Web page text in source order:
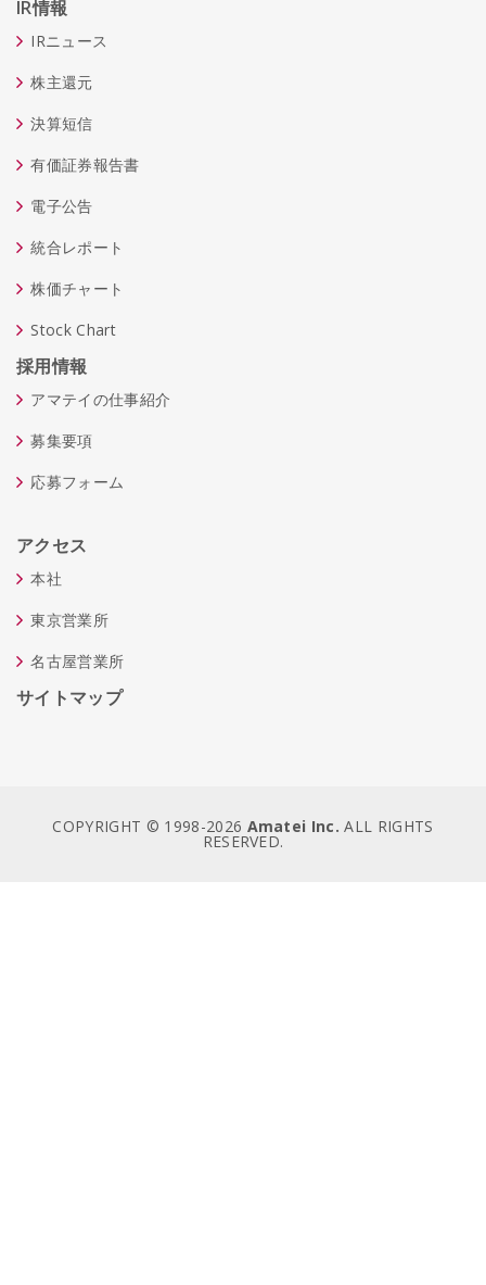
IR情報
IRニュース
株主還元
決算短信
有価証券報告書
電子公告
統合レポート
株価チャート
Stock Chart
採用情報
アマテイの仕事紹介
募集要項
応募フォーム
アクセス
本社
東京営業所
名古屋営業所
サイトマップ
COPYRIGHT © 1998-2026 Amatei Inc. ALL RIGHTS
RESERVED.